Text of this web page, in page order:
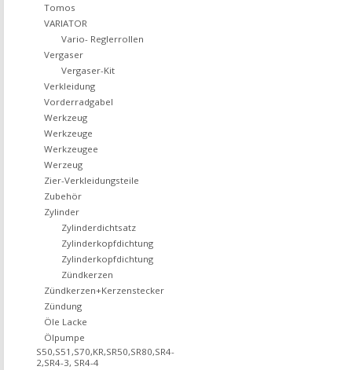
Tomos
VARIATOR
Vario- Reglerrollen
Vergaser
Vergaser-Kit
Verkleidung
Vorderradgabel
Werkzeug
Werkzeuge
Werkzeugee
Werzeug
Zier-Verkleidungsteile
Zubehör
Zylinder
Zylinderdichtsatz
Zylinderkopfdichtung
Zylinderkopfdichtung
Zündkerzen
Zündkerzen+Kerzenstecker
Zündung
Öle Lacke
Ölpumpe
S50,S51,S70,KR,SR50,SR80,SR4-
2,SR4-3, SR4-4